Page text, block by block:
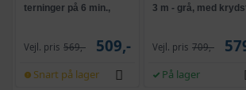
terninger på 6 min.,
Vejl. pris 569,- 509,-
Snart på lager
3 m - grå, med
Vejl. pris 709,-
På lager